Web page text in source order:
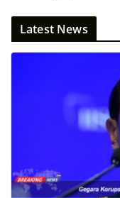
Latest News